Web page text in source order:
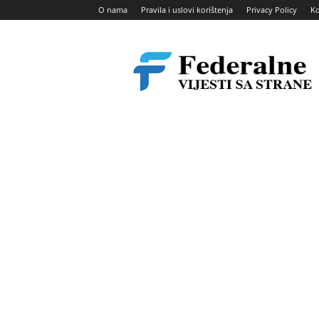
O nama Pravila i uslovi korištenja Privacy Policy
vijesti